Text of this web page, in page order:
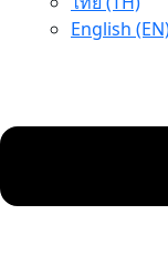
English